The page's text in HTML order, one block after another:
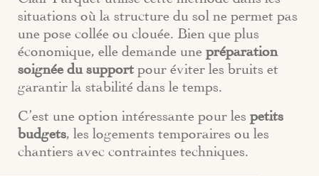
situations où la structure du sol ne permet pas
une pose collée ou clouée. Bien que plus
économique, elle demande une préparation
soignée du support pour éviter les bruits et
garantir la stabilité dans le temps.
C’est une option intéressante pour les petits
budgets , les logements temporaires ou les
chantiers avec contraintes techniques.